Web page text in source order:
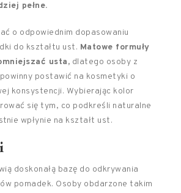
pełne.
o odpowiednim dopasowaniu
do kształtu ust. Matowe formuły
usta, dlatego osoby z
postawić na kosmetyki o
konsystencji. Wybierając kolor
się tym, co podkreśli naturalne
wpłynie na kształt ust.
doskonałą bazę do odkrywania
pomadek. Osoby obdarzone takim